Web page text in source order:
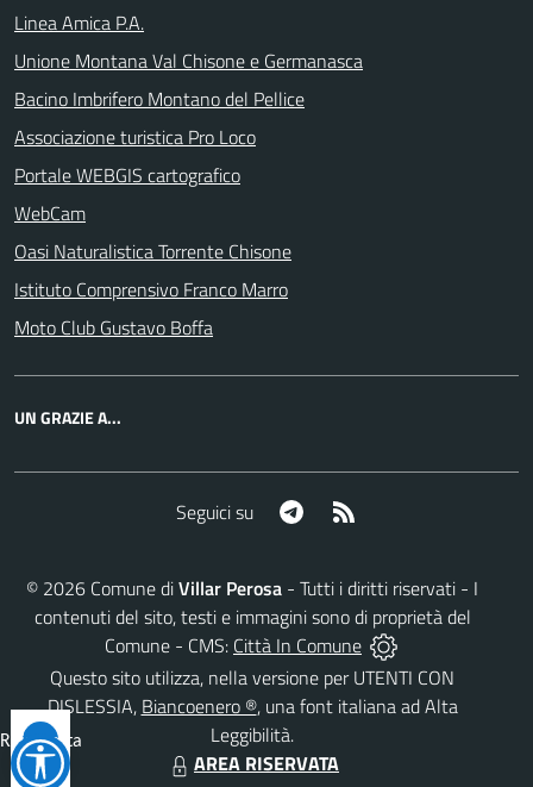
Linea Amica P.A.
Unione Montana Val Chisone e Germanasca
Bacino Imbrifero Montano del Pellice
Associazione turistica Pro Loco
Portale WEBGIS cartografico
WebCam
Oasi Naturalistica Torrente Chisone
Istituto Comprensivo Franco Marro
Moto Club Gustavo Boffa
UN GRAZIE A...
Seguici su Telegram
© 2026 Comune diVillar Perosa - Tutti i diritti riservati - I
contenuti del sito, testi e immagini sono di proprietà del
Comune - CMS: Città In Comune
Questo sito utilizza, nella versione per UTENTI CON
DISLESSIA, Biancoenero ®, una font italiana ad Alta
Leggibilità.
AREA RISERVATA
Reimposta
tutto